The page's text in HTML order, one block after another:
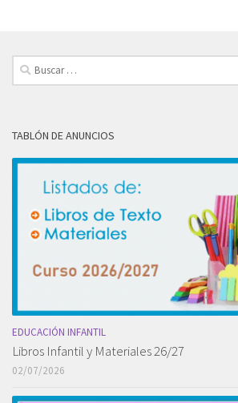
Buscar:
TABLÓN DE ANUNCIOS
EDUCACIÓN INFANTIL
Libros Infantil y Materiales 26/27
02/07/2026